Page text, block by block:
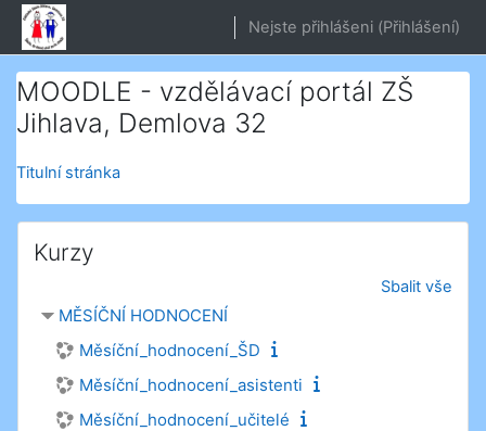
Přejít k hlavnímu obsahu
Nejste přihlášeni (Přihlášení)
MOODLE - vzdělávací portál ZŠ
Jihlava, Demlova 32
Titulní stránka
Kurzy
Sbalit vše
MĚSÍČNÍ HODNOCENÍ
Měsíční_hodnocení_ŠD
Měsíční_hodnocení_asistenti
Měsíční_hodnocení_učitelé